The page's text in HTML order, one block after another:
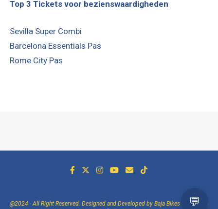
Top 3 Tickets voor bezienswaardigheden
Sevilla Super Combi
Barcelona Essentials Pas
Rome City Pas
@2024 - All Right Reserved. Designed and Developed by Baja Bikes -
Over Baja